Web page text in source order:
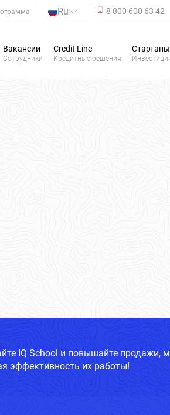
Ru 8 800 600 63 42
Вакансии
Сотрудники
Credit Line
Кредитные решения
Стартапы
IQ School и повышайте продажи,
эффективность их работы!